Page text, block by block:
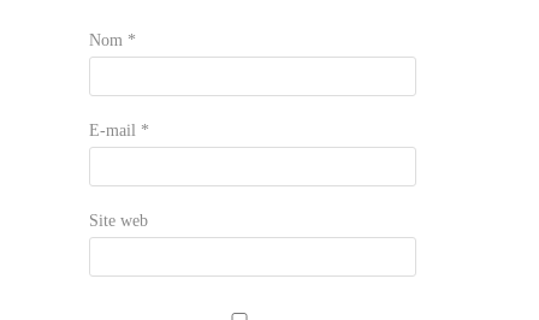
Nom *
E-mail *
Site web